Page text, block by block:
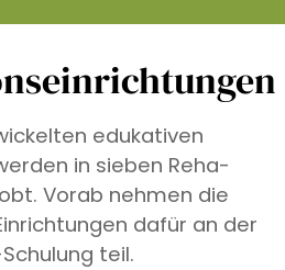
edukativen
in sieben Reha-
Vorab nehmen die
dafür an der
teil.